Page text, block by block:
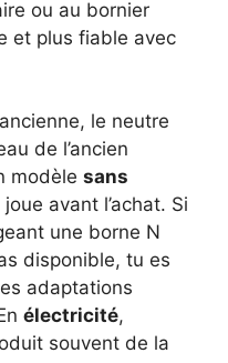
ou au bornier
et plus fiable avec
le neutre
de l’ancien
modèle sans
avant l’achat. Si
une borne N
disponible, tu es
adaptations
électricité,
souvent de la